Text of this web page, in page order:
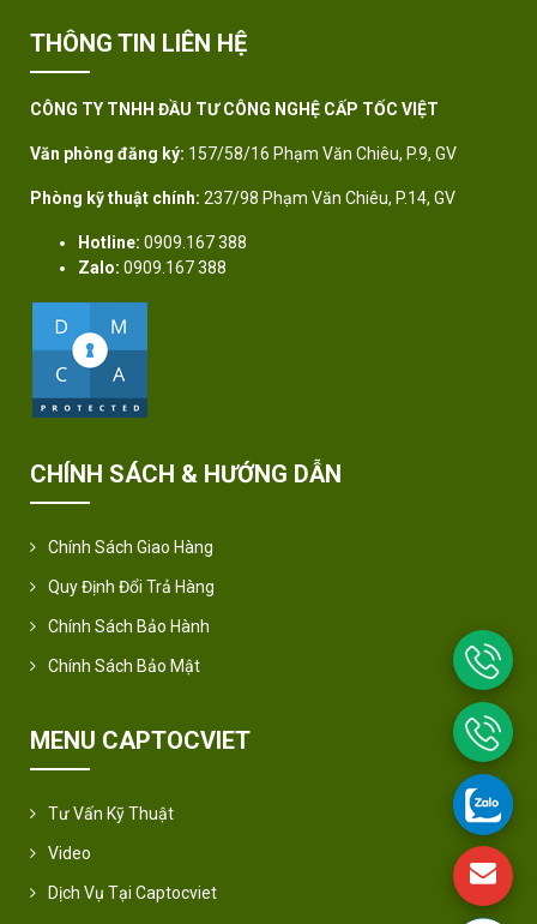
THÔNG TIN LIÊN HỆ
CÔNG TY TNHH ĐẦU TƯ CÔNG NGHỆ CẤP TỐC VIỆT
Văn phòng đăng ký: 157/58/16 Phạm Văn Chiêu, P.9, GV
Phòng kỹ thuật chính: 237/98 Phạm Văn Chiêu, P.14, GV
Hotline: 0909.167 388
Zalo: 0909.167 388
CHÍNH SÁCH & HƯỚNG DẪN
Chính Sách Giao Hàng
Quy Định Đổi Trả Hàng
Chính Sách Bảo Hành
Chính Sách Bảo Mật
MENU CAPTOCVIET
Tư Vấn Kỹ Thuật
Video
Dịch Vụ Tại Captocviet